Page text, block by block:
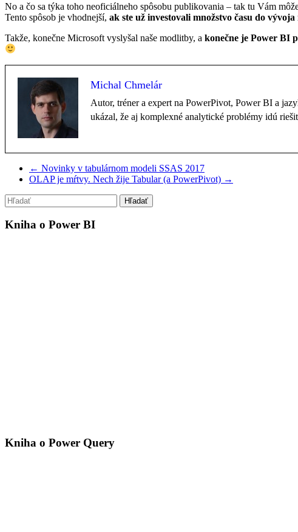
No a čo sa týka toho neoficiálneho spôsobu publikovania – tak tu Vám
Tento spôsob je vhodnejší, ak ste už investovali množstvo času do
Takže, konečne Microsoft vyslyšal naše modlitby, a konečne je Power BI
Michal Chmelár
Autor, tréner a expert na PowerPivot, Power BI a
ukázal, že aj komplexné analytické problémy idú
← Novinky v tabulárnom modeli SSAS 2017
OLAP je mŕtvy. Nech žije Tabular (a PowerPivot) →
Kniha o Power BI
Kniha o Power Query